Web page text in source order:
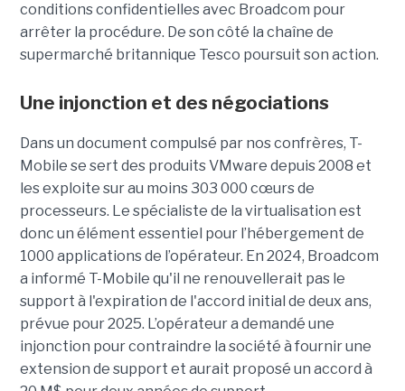
conditions confidentielles avec Broadcom pour
arrêter la procédure. De son côté la chaîne de
supermarché britannique Tesco poursuit son action.
Une injonction et des négociations
Dans un document compulsé par nos confrères, T-
Mobile se sert des produits VMware depuis 2008 et
les exploite sur au moins 303 000 cœurs de
processeurs. Le spécialiste de la virtualisation est
donc un élément essentiel pour l’hébergement de
1000 applications de l’opérateur. En 2024, Broadcom
a informé T-Mobile qu'il ne renouvellerait pas le
support à l'expiration de l'accord initial de deux ans,
prévue pour 2025. L’opérateur a demandé une
injonction pour contraindre la société à fournir une
extension de support et aurait proposé un accord à